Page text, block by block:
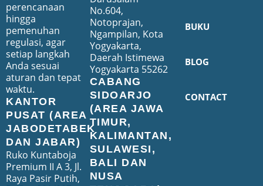
perencanaan
hingga
pemenuhan
regulasi, agar
setiap langkah
Anda sesuai
aturan dan tepat
waktu.
KANTOR
PUSAT (AREA
JABODETABEK
DAN JABAR)
Ruko Kuntaboja
Premium II A 3, Jl.
Raya Pasir Putih,
No.604,
Notoprajan,
Ngampilan, Kota
Yogyakarta,
Daerah Istimewa
Yogyakarta 55262
CABANG
SIDOARJO
(AREA JAWA
TIMUR,
KALIMANTAN,
SULAWESI,
BALI DAN
NUSA
BUKU
BLOG
CONTACT